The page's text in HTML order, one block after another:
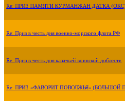
Re: ПРИЗ ПАМЯТИ КУРМАНЖАН ДАТКА
Re: Приз в честь дня военно-морского флота РФ
Re: Приз в честь дня казачьей воинской доблести
Re: ПРИЗ «ФАВОРИТ ПОВОЛЖЬЯ» (БОЛЬШОЙ